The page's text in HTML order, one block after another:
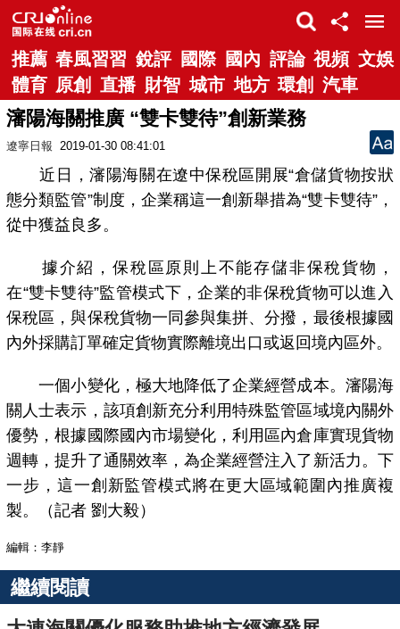
推薦 春風習習 銳評 國際 國內 評論 視頻 文娛
體育 原創 直播 財智 城市 地方 環創 汽車
瀋陽海關推廣 “雙卡雙待”創新業務
遼寧日報 2019-01-30 08:41:01
近日，瀋陽海關在遼中保稅區開展“倉儲貨物按狀
態分類監管”制度，企業稱這一創新舉措為“雙卡雙待”，
從中獲益良多。
據介紹，保稅區原則上不能存儲非保稅貨物，
在“雙卡雙待”監管模式下，企業的非保稅貨物可以進入
保稅區，與保稅貨物一同參與集拼、分撥，最後根據國
內外採購訂單確定貨物實際離境出口或返回境內區外。
一個小變化，極大地降低了企業經營成本。瀋陽海
關人士表示，該項創新充分利用特殊監管區域境內關外
優勢，根據國際國內市場變化，利用區內倉庫實現貨物
週轉，提升了通關效率，為企業經營注入了新活力。下
一步，這一創新監管模式將在更大區域範圍內推廣複
製。（記者 劉大毅）
編輯：李靜
繼續閱讀